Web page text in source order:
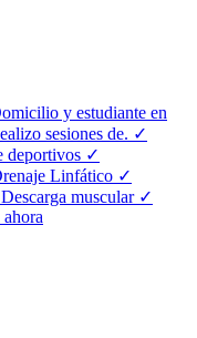
y estudiante en
sesiones de. ✓
deportivos ✓
Linfático ✓
muscular ✓